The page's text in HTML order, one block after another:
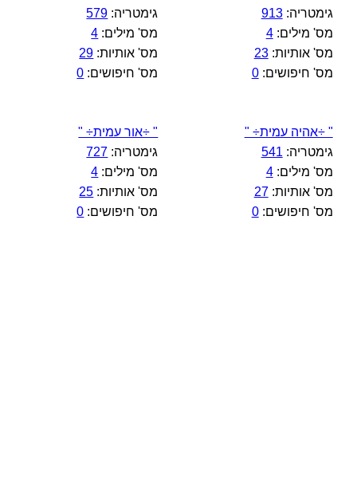
גימטריה:913
מס' מילים:4
מס' אותיות:23
מס' חיפושים:0
גימטריה: 579
מס' מילים: 4
מס' אותיות: 29
מס' חיפושים: 0
" ÷אהיה עמית÷ "
גימטריה: 541
מס' מילים:4
מס' אותיות:27
מס' חיפושים:0
" ÷אור עמית÷ "
גימטריה: 727
מס' מילים: 4
מס' אותיות: 25
מס' חיפושים: 0